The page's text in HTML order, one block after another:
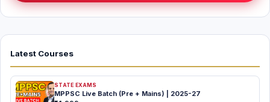
Latest Courses
STATE EXAMS
MPPSC Live Batch (Pre + Mains) | 2025-27